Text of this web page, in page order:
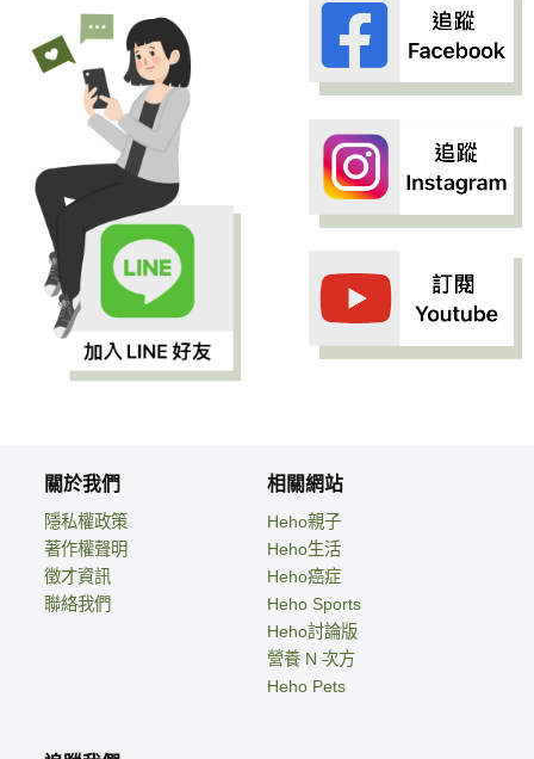
關於我們
隱私權政策
著作權聲明
徵才資訊
聯絡我們
相關網站
Heho親子
Heho生活
Heho癌症
Heho Sports
Heho討論版
營養 N 次方
Heho Pets